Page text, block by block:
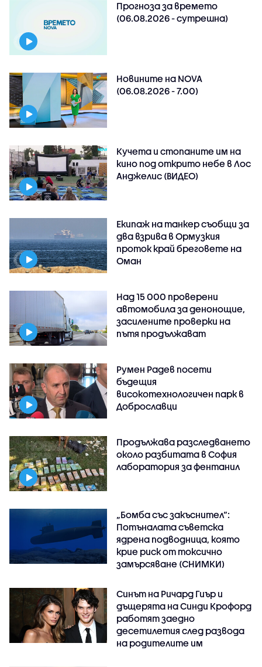
Прогноза за времето
(06.08.2026 - сутрешна)
Новините на NOVA
(06.08.2026 - 7.00)
Кучета и стопаните им на
кино под открито небе в Лос
Анджелис (ВИДЕО)
Екипаж на танкер съобщи за
два взрива в Ормузкия
проток край бреговете на
Оман
Над 15 000 проверени
автомобила за денонощие,
засилените проверки на
пътя продължават
Румен Радев посети
бъдещия
високотехнологичен парк в
Доброславци
Продължава разследването
около разбитата в София
лаборатория за фентанил
„Бомба със закъснител“:
Потъналата съветска
ядрена подводница, която
крие риск от токсично
замърсяване (СНИМКИ)
Синът на Ричард Гиър и
дъщерята на Синди Крофорд
работят заедно
десетилетия след развода
на родителите им